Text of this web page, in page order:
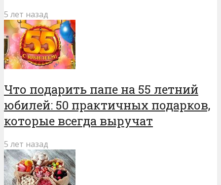
5 лет назад
Что подарить папе на 55 летний
юбилей: 50 практичных подарков,
которые всегда выручат
5 лет назад